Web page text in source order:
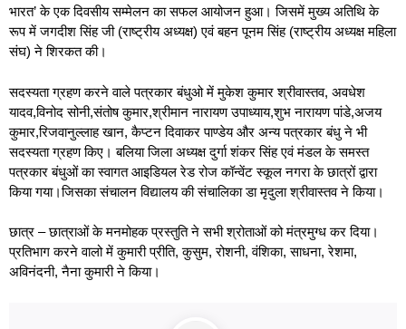
भारत’ के एक दिवसीय सम्मेलन का सफल आयोजन हुआ। जिसमें मुख्य अतिथि के
रूप में जगदीश सिंह जी (राष्ट्रीय अध्यक्ष) एवं बहन पूनम सिंह (राष्ट्रीय अध्यक्ष महिला
संघ) ने शिरकत की।
सदस्यता ग्रहण करने वाले पत्रकार बंधुओ में मुकेश कुमार श्रीवास्तव, अवधेश
यादव,विनोद सोनी,संतोष कुमार,श्रीमान नारायण उपाध्याय,शुभ नारायण पांडे,अजय
कुमार,रिजवानुल्लाह खान, कैप्टन दिवाकर पाण्डेय और अन्य पत्रकार बंधु ने भी
सदस्यता ग्रहण किए। बलिया जिला अध्यक्ष दुर्गा शंकर सिंह एवं मंडल के समस्त
पत्रकार बंधुओं का स्वागत आइडियल रेड रोज कॉन्वेंट स्कूल नगरा के छात्रों द्वारा
किया गया।जिसका संचालन विद्यालय की संचालिका डा मृदुला श्रीवास्तव ने किया।
छात्र – छात्राओं के मनमोहक प्रस्तुति ने सभी श्रोताओं को मंत्रमुग्ध कर दिया।
प्रतिभाग करने वालो में कुमारी प्रीति, कुसुम, रोशनी, वंशिका, साधना, रेशमा,
अविनंदनी, नैना कुमारी ने किया।